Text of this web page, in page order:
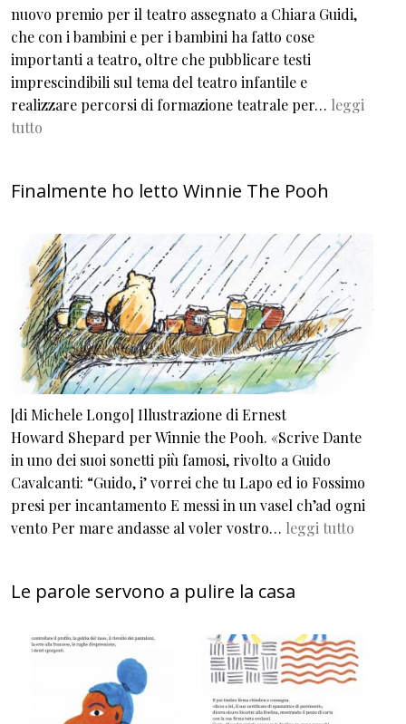
nuovo premio per il teatro assegnato a Chiara Guidi,
che con i bambini e per i bambini ha fatto cose
importanti a teatro, oltre che pubblicare testi
imprescindibili sul tema del teatro infantile e
realizzare percorsi di formazione teatrale per… leggi
tutto
Finalmente ho letto Winnie The Pooh
[di Michele Longo] Illustrazione di Ernest
Howard Shepard per Winnie the Pooh. «Scrive Dante
in uno dei suoi sonetti più famosi, rivolto a Guido
Cavalcanti: “Guido, i’ vorrei che tu Lapo ed io Fossimo
presi per incantamento E messi in un vasel ch’ad ogni
vento Per mare andasse al voler vostro… leggi tutto
Le parole servono a pulire la casa